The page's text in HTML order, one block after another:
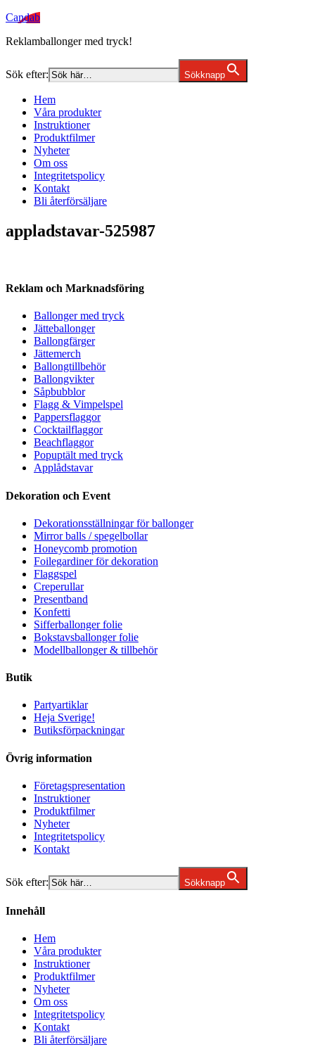
Candab
Reklamballonger med tryck!
Sök efter: Sökknapp
Hem
Våra produkter
Instruktioner
Produktfilmer
Nyheter
Om oss
Integritetspolicy
Kontakt
Bli återförsäljare
appladstavar-525987
Reklam och Marknadsföring
Ballonger med tryck
Jätteballonger
Ballongfärger
Jättemerch
Ballongtillbehör
Ballongvikter
Såpbubblor
Flagg & Vimpelspel
Pappersflaggor
Cocktailflaggor
Beachflaggor
Popuptält med tryck
Applådstavar
Dekoration och Event
Dekorationsställningar för ballonger
Mirror balls / spegelbollar
Honeycomb promotion
Foilegardiner för dekoration
Flaggspel
Creperullar
Presentband
Konfetti
Sifferballonger folie
Bokstavsballonger folie
Modellballonger & tillbehör
Butik
Partyartiklar
Heja Sverige!
Butiksförpackningar
Övrig information
Företagspresentation
Instruktioner
Produktfilmer
Nyheter
Integritetspolicy
Kontakt
Sök efter: Sökknapp
Innehåll
Hem
Våra produkter
Instruktioner
Produktfilmer
Nyheter
Om oss
Integritetspolicy
Kontakt
Bli återförsäljare